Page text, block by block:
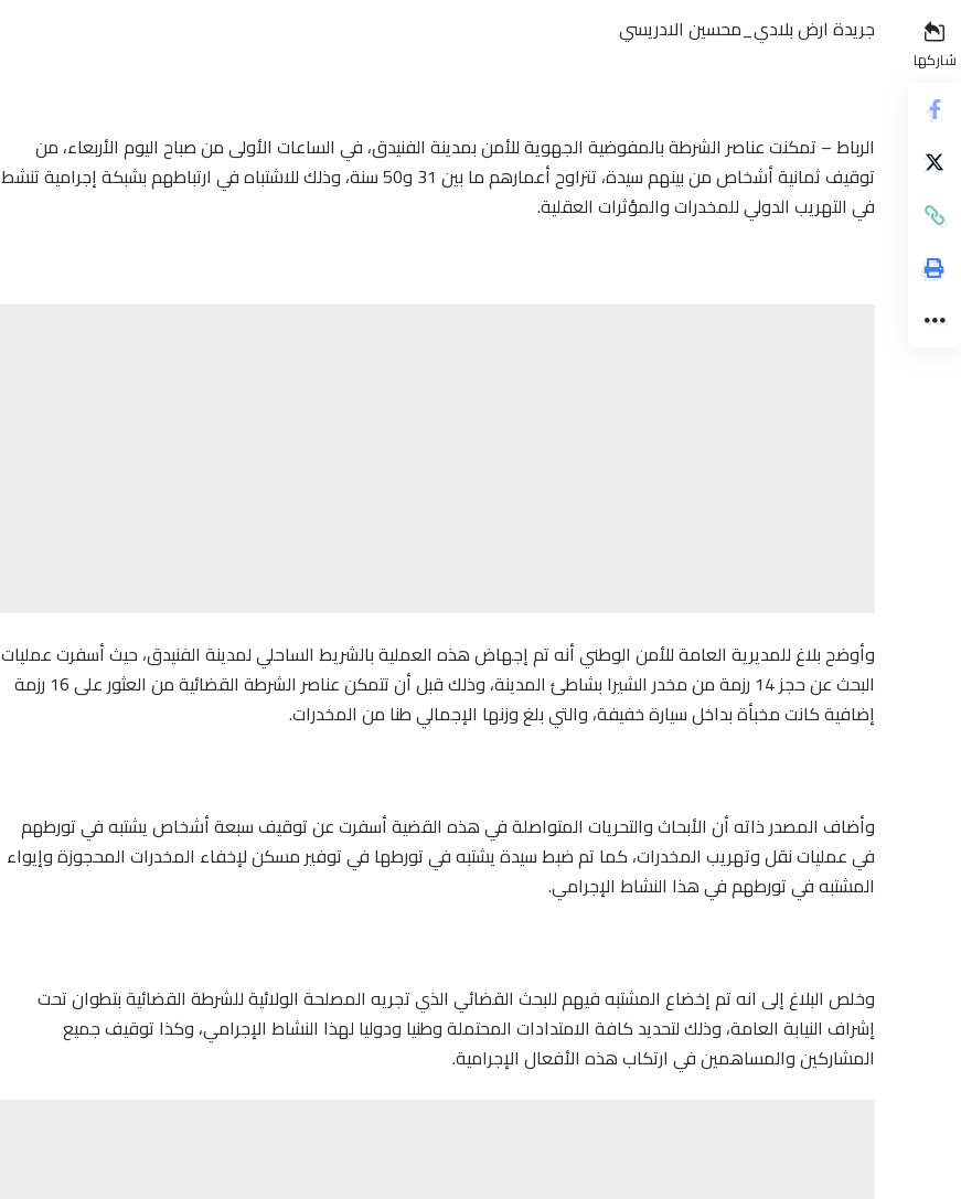
شاركها
جريدة ارض بلادي_محسين الادريسي
الرباط – تمكنت عناصر الشرطة بالمفوضية الجهوية للأمن بمدينة الفنيدق، في الساعات الأولى من صباح اليوم الأربعاء، من
توقيف ثمانية أشخاص من بينهم سيدة، تتراوح أعمارهم ما بين 31 و50 سنة، وذلك للاشتباه في ارتباطهم بشبكة إجرامية تنشط
في التهريب الدولي للمخدرات والمؤثرات العقلية.
وأوضح بلاغ للمديرية العامة للأمن الوطني أنه تم إجهاض هذه العملية بالشريط الساحلي لمدينة الفنيدق، حيث أسفرت عمليات
البحث عن حجز 14 رزمة من مخدر الشيرا بشاطئ المدينة، وذلك قبل أن تتمكن عناصر الشرطة القضائية من العثور على 16 رزمة
إضافية كانت مخبأة بداخل سيارة خفيفة، والتي بلغ وزنها الإجمالي طنا من المخدرات.
وأضاف المصدر ذاته أن الأبحاث والتحريات المتواصلة في هذه القضية أسفرت عن توقيف سبعة أشخاص يشتبه في تورطهم
في عمليات نقل وتهريب المخدرات، كما تم ضبط سيدة يشتبه في تورطها في توفير مسكن لإخفاء المخدرات المحجوزة وإيواء
المشتبه في تورطهم في هذا النشاط الإجرامي.
وخلص البلاغ إلى انه تم إخضاع المشتبه فيهم للبحث القضائي الذي تجريه المصلحة الولائية للشرطة القضائية بتطوان تحت
إشراف النيابة العامة، وذلك لتحديد كافة الامتدادات المحتملة وطنيا ودوليا لهذا النشاط الإجرامي، وكذا توقيف جميع
المشاركين والمساهمين في ارتكاب هذه الأفعال الإجرامية.